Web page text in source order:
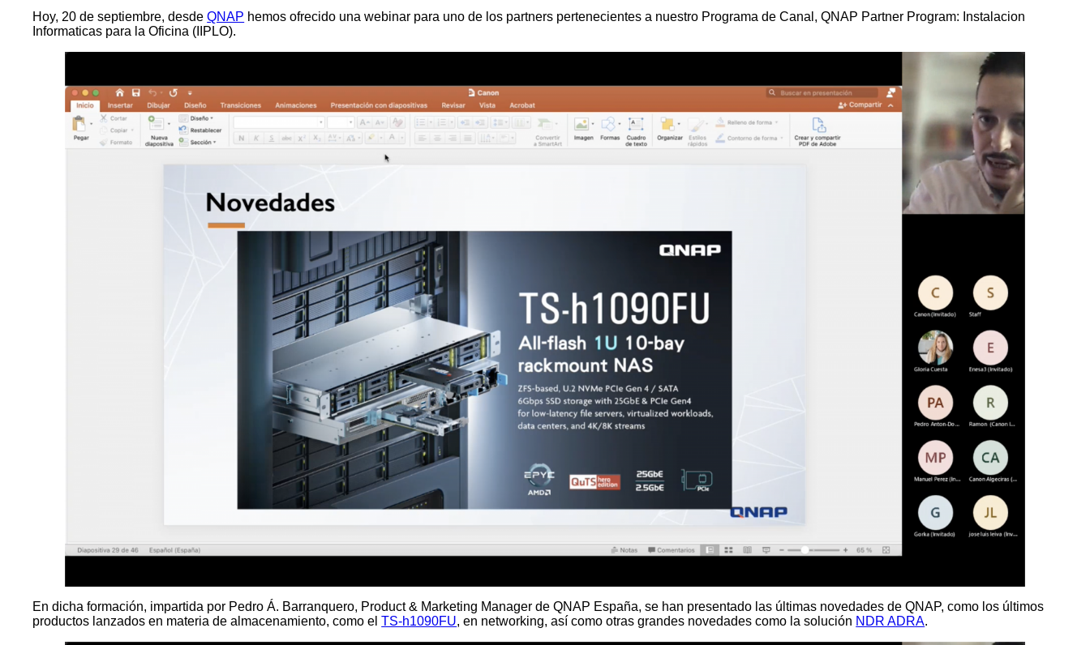
Hoy, 20 de septiembre, desdeQNAP hemos ofrecido una webinar para uno de los partners pertenecientes a nuestro Programa de Canal, QNAP Partner Program: Instalacion
Informaticas para la Oficina (IIPLO).
En dicha formación, impartida por Pedro Á. Barranquero, Product & Marketing Manager de QNAP España, se han presentado las últimas novedades de QNAP, como los últimos
productos lanzados en materia de almacenamiento, como elTS-h1090FU, en networking, así como otras grandes novedades como la solución NDR ADRA.